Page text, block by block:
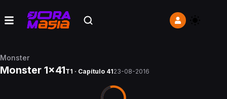
Monster
Monster 1x41T1 · Capítulo 4123-08-2016